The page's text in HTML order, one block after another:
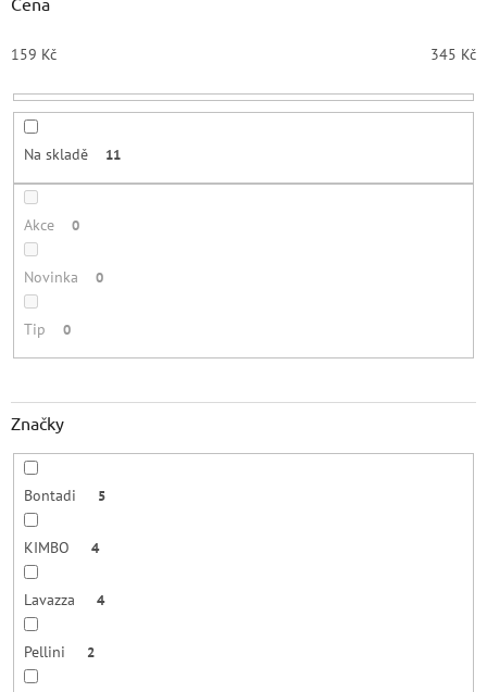
o
d
u
k
t
159 Kč 345 Kč
Na skladě 11
Akce 0
Novinka 0
Tip 0
Značky
Bontadi 5
KIMBO 4
Lavazza 4
Pellini 2